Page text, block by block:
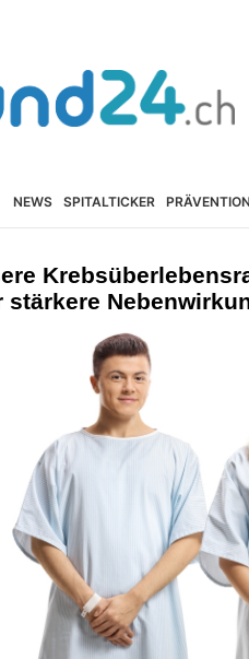
NEWS SPITALTICKER PRÄVENTION
stärkere